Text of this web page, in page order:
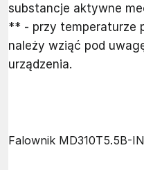
substancje aktywne
** - przy temperaturze
należy wziąć pod
urządzenia.
Falownik MD310T5.5B-